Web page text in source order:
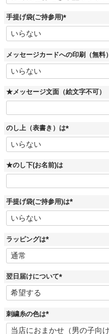
須
)
手提げ袋(ご持参用)
(
須
メッセージカードへの印刷（無料）
★メッセージ文面（絵文字不可）
のし上（表書き）は
(
須
★のし下(お名前)は
手提げ袋(ご持参用)は
(
須
ラッピングは
(
須
翌日届けについて
(
須
刺繍糸の色は
(
必